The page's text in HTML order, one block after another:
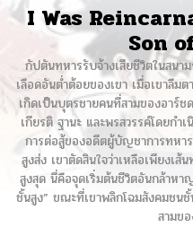
I Was
Son
กัปตันทหารรับจ้างเสียชีวิตในสนา
เลือดอันต่ำต้อยของเขา เมื่อเขาลืม
เกิดเป็นบุตรชายคนที่สามของอาร์
เกียรติ ฐานะ และพรสวรรค์โดยก
การต่อสู้ของอดีตผู้บัญชาการทหา
สูงส่ง เขาตัดสินใจว่าเหลือเพียงเส้
สูงสุด นี่คือจุดเริ่มต้นชีวิตอันกล้าหา
ชั้นสูง” ขณะที่เขาพลิกโฉมสังคมชน
สามข